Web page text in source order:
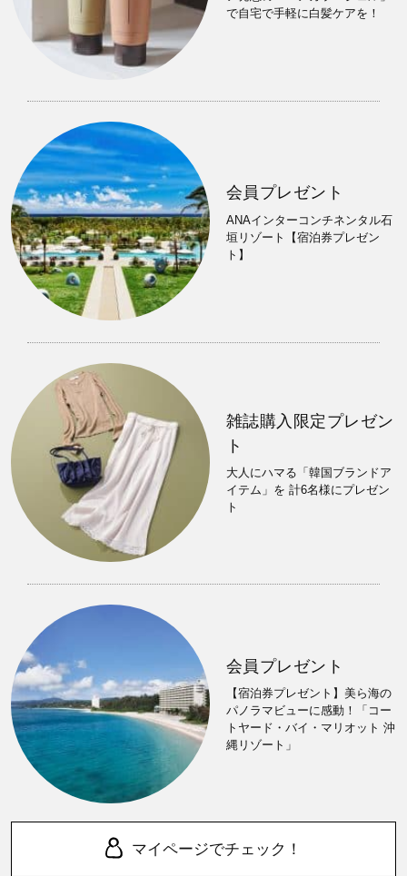
で自宅で手軽に白髪ケアを！
会員プレゼント
ANAインターコンチネンタル石
垣リゾート【宿泊券プレゼン
ト】
雑誌購入限定プレゼン
ト
大人にハマる「韓国ブランドア
イテム」を 計6名様にプレゼン
ト
会員プレゼント
【宿泊券プレゼント】美ら海の
パノラマビューに感動！「コー
トヤード・バイ・マリオット 沖
縄リゾート」
マイページでチェック！